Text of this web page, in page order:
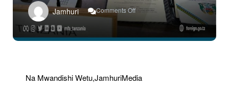
Jamhuri Comments Off
On
Japan
Yatoa
Nchi
Za
Na Mwandishi Wetu,JamhuriMedia